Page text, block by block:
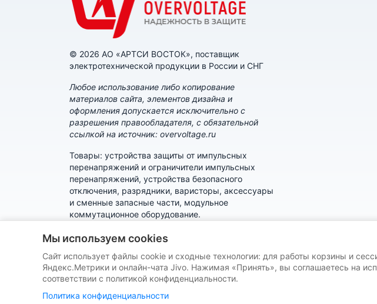
© 2026 АО «АРТСИ ВОСТОК», поставщик
электротехнической продукции в России и СНГ
Любое использование либо копирование
материалов сайта, элементов дизайна и
оформления допускается исключительно с
разрешения правообладателя, с обязательной
ссылкой на источник: overvoltage.ru
Товары: устройства защиты от импульсных
перенапряжений и ограничители импульсных
перенапряжений, устройства безопасного
отключения, разрядники, варисторы, аксессуары
и сменные запасные части, модульное
коммутационное оборудование.
Политика конфиденциальности
Пользовательское соглашение
Мы используем cookies
Сайт использует файлы cookie и сходные технологии: для работы корзины и
Яндекс.Метрики и онлайн-чата Jivo. Нажимая «Принять», вы соглашаетесь на
соответствии с политикой конфиденциальности.
Политика конфиденциальности